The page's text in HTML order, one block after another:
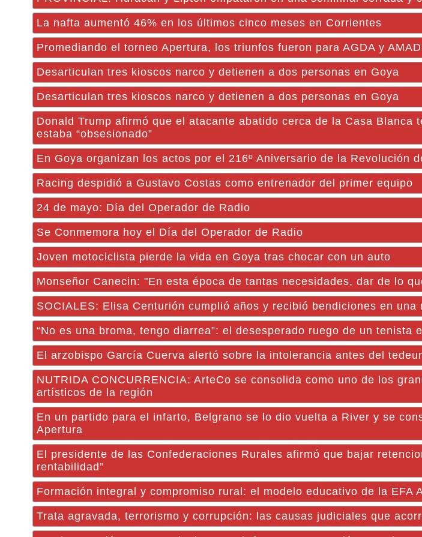
La nafta aumentó 46% en los últimos cinco meses en Corrientes
Promediando el torneo Apertura, los triunfos fueron para AGDA y AMAD
Desarticulan tres kioscos narco y detienen a dos personas en Goya
Desarticulan tres kioscos narco y detienen a dos personas en Goya
Donald Trump afirmó que el atacante abatido cerca de la Casa Blanca
estaba “obsesionado”
En Goya organizan los actos por el 216º Aniversario de la Revolución
Racing despidió a Gustavo Costas como entrenador del primer equipo
24 de mayo: Día del Operador de Radio
Se Conmemora hoy el Día del Operador de Radio
Joven motociclista pierde la vida en Goya tras chocar con un auto
Monseñor Canecin: "En esta época de tantas necesidades, dar de lo
SOCIALES: Elisa Centurión cumplió años y recibió bendiciones en una
“No es una broma, tengo diarrea”: el desesperado ruego de un tenista
El arzobispo García Cuerva alertó sobre la intolerancia antes del
NUTRIDA CONCURRENCIA: ArteCo se consolida como uno de los
artísticos de la región
En un partido para el infarto, Belgrano se lo dio vuelta a River y se
Apertura
El presidente de las Confederaciones Rurales afirmó que bajar
rentabilidad”
Formación integral y compromiso rural: el modelo educativo de la EFA
Trata agravada, terrorismo y corrupción: las causas judiciales que